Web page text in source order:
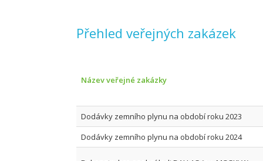
Přehled veřejných zakázek
Název veřejné zakázky
Dodávky zemního plynu na období roku 2023
Dodávky zemního plynu na období roku 2024